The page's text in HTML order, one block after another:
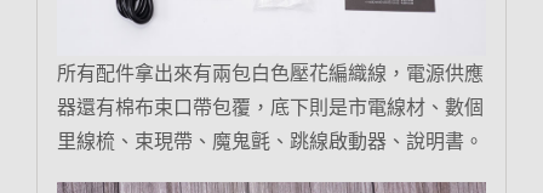
所有配件拿出來有兩包白色壓花編織線，電源供應
器還有棉布束口帶包覆，底下則是市電線材、數個
里線梳、束現帶、魔鬼氈、跳線啟動器、說明書。